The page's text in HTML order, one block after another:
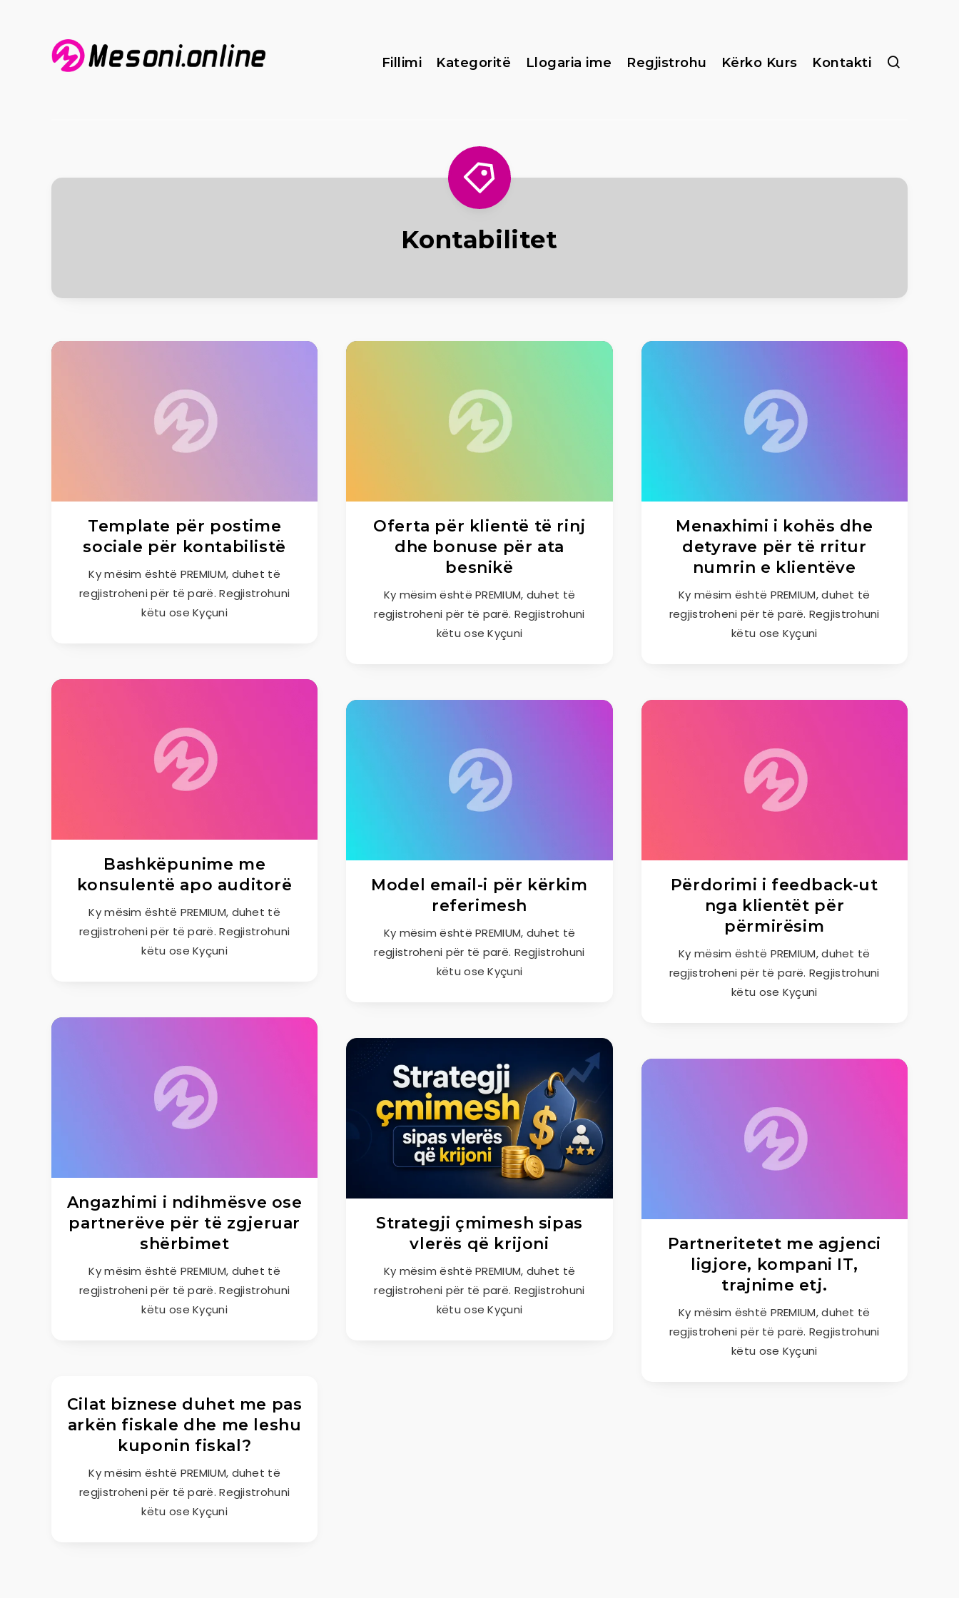
Fillimi Kategoritë Llogaria ime Regjistrohu Kërko Kurs Kontakti
Kontabilitet
Template për postime
sociale për kontabilistë
Ky mësim është PREMIUM, duhet të
regjistroheni për të parë. Regjistrohuni
këtu ose Kyçuni
Oferta për klientë të rinj
dhe bonuse për ata
besnikë
Ky mësim është PREMIUM, duhet të
regjistroheni për të parë. Regjistrohuni
këtu ose Kyçuni
Menaxhimi i kohës dhe
detyrave për të rritur
numrin e klientëve
Ky mësim është PREMIUM, duhet të
regjistroheni për të parë. Regjistrohuni
këtu ose Kyçuni
Bashkëpunime me
konsulentë apo auditorë
Ky mësim është PREMIUM, duhet të
regjistroheni për të parë. Regjistrohuni
këtu ose Kyçuni
Model email-i për kërkim
referimesh
Ky mësim është PREMIUM, duhet të
regjistroheni për të parë. Regjistrohuni
këtu ose Kyçuni
Përdorimi i feedback-ut
nga klientët për
përmirësim
Ky mësim është PREMIUM, duhet të
regjistroheni për të parë. Regjistrohuni
këtu ose Kyçuni
Angazhimi i ndihmësve ose
partnerëve për të zgjeruar
shërbimet
Ky mësim është PREMIUM, duhet të
regjistroheni për të parë. Regjistrohuni
këtu ose Kyçuni
Strategji çmimesh sipas
vlerës që krijoni
Ky mësim është PREMIUM, duhet të
regjistroheni për të parë. Regjistrohuni
këtu ose Kyçuni
Partneritetet me agjenci
ligjore, kompani IT,
trajnime etj.
Ky mësim është PREMIUM, duhet të
regjistroheni për të parë. Regjistrohuni
këtu ose Kyçuni
Cilat biznese duhet me pas
arkën fiskale dhe me leshu
kuponin fiskal?
Ky mësim është PREMIUM, duhet të
regjistroheni për të parë. Regjistrohuni
këtu ose Kyçuni